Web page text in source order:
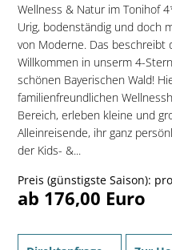
Wellness & Natur im Tonihof
Urig, bodenständig und doch
von Moderne. Das beschreibt
Willkommen in unserm 4-
schönen Bayerischen Wald!
familien­freundlichen
Bereich, erleben kleine und
Alleinreisende, ihr ganz
der Kids- &...
Preis (günstigste Saison):
ab 176,00 Euro